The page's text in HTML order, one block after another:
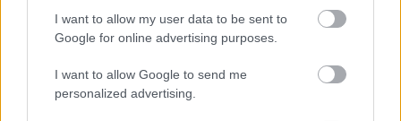
I want to allow my user data to be sent to
Google for online advertising purposes.
I want to allow Google to send me
personalized advertising.
yhdistelmäkilpailuissa.